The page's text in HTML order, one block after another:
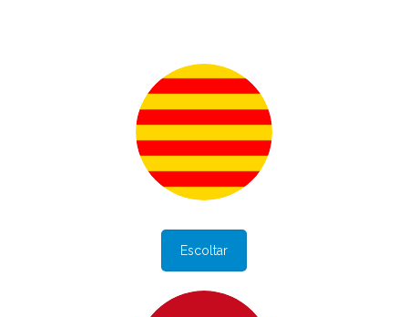
Escoltar